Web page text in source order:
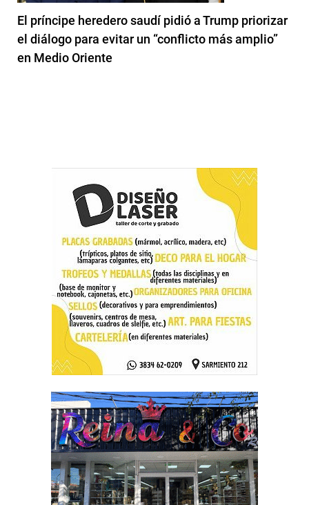
El príncipe heredero saudí pidió a Trump priorizar
el diálogo para evitar un “conflicto más amplio”
en Medio Oriente